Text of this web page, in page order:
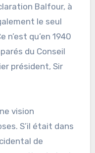
Balfour, à
le seul
qu’en 1940
du Conseil
président, Sir
vision
S’il était dans
de